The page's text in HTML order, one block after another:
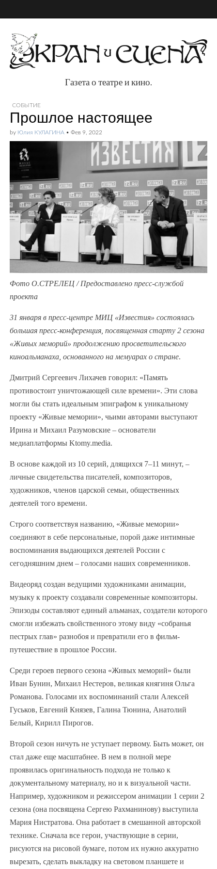
Газета о театре и
кино.
Газета о театре и кино.
СОБЫТИЕ
Прошлое настоящее
by Юлия КУЛАГИНА • Фев 9, 2022
Фото О.СТРЕЛЕЦ / Предоставлено пресс-службой
проекта
31 января в пресс-центре МИЦ «Известия» состоялась
большая пресс-конференция, посвященная старту 2 сезона
«Живых меморий» продолжению просветительского
киноальманаха, основанного на мемуарах о стране.
Дмитрий Сергеевич Лихачев говорил: «Память
противостоит уничтожающей силе времени». Эти слова
могли бы стать идеальным эпиграфом к уникальному
проекту «Живые мемории», чьими авторами выступают
Ирина и Михаил Разумовские – основатели
медиаплатформы Ktomy.media.
В основе каждой из 10 серий, длящихся 7–11 минут, –
личные свидетельства писателей, композиторов,
художников, членов царской семьи, общественных
деятелей того времени.
Строго соответствуя названию, «Живые мемории»
соединяют в себе персональные, порой даже интимные
воспоминания выдающихся деятелей России с
сегодняшним днем – голосами наших современников.
Видеоряд создан ведущими художниками анимации,
музыку к проекту создавали современные композиторы.
Эпизоды составляют единый альманах, создатели которого
смогли избежать свойственного этому виду «собранья
пестрых глав» разнобоя и превратили его в фильм-
путешествие в прошлое России.
Среди героев первого сезона «Живых меморий» были
Иван Бунин, Михаил Нестеров, великая княгиня Ольга
Романова. Голосами их воспоминаний стали Алексей
Гуськов, Евгений Князев, Галина Тюнина, Анатолий
Белый, Кирилл Пирогов.
Второй сезон ничуть не уступает первому. Быть может, он
стал даже еще масштабнее. В нем в полной мере
проявилась оригинальность подхода не только к
документальному материалу, но и к визуальной части.
Например, художником и режиссером анимации 1 серии 2
сезона (она посвящена Сергею Рахманинову) выступила
Мария Нистратова. Она работает в смешанной авторской
технике. Сначала все герои, участвующие в серии,
рисуются на рисовой бумаге, потом их нужно аккуратно
вырезать, сделать выкладку на световом планшете и